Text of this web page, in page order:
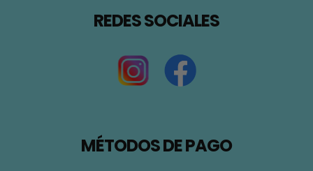
REDES SOCIALES
MÉTODOS DE PAGO